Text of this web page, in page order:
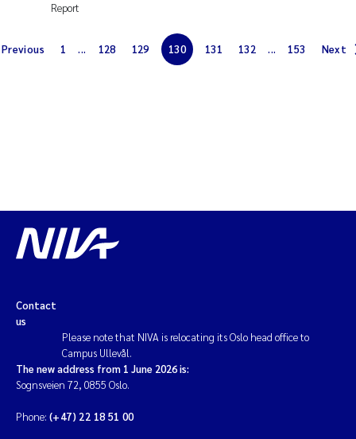
Solrun Figenschau Skjellum
Camilla H C Hagman
Katharina Bjarnar Løken
Dag Øystein Hjermann
Report
Previous 1 ... 128 129 130 131 132 ... 153 Next
Contact
us
Please note that NIVA is relocating its Oslo head office to
Campus Ullevål.
The new address from 1 June 2026 is:
Sognsveien 72, 0855 Oslo.
Phone: (+47) 22 18 51 00